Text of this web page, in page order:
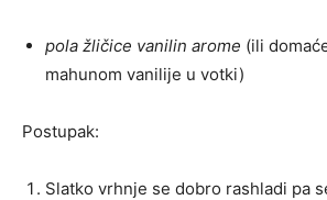
pola žličice vanilin arome (ili
mahunom vanilije u votki)
Postupak:
Slatko vrhnje se dobro rashladi pa